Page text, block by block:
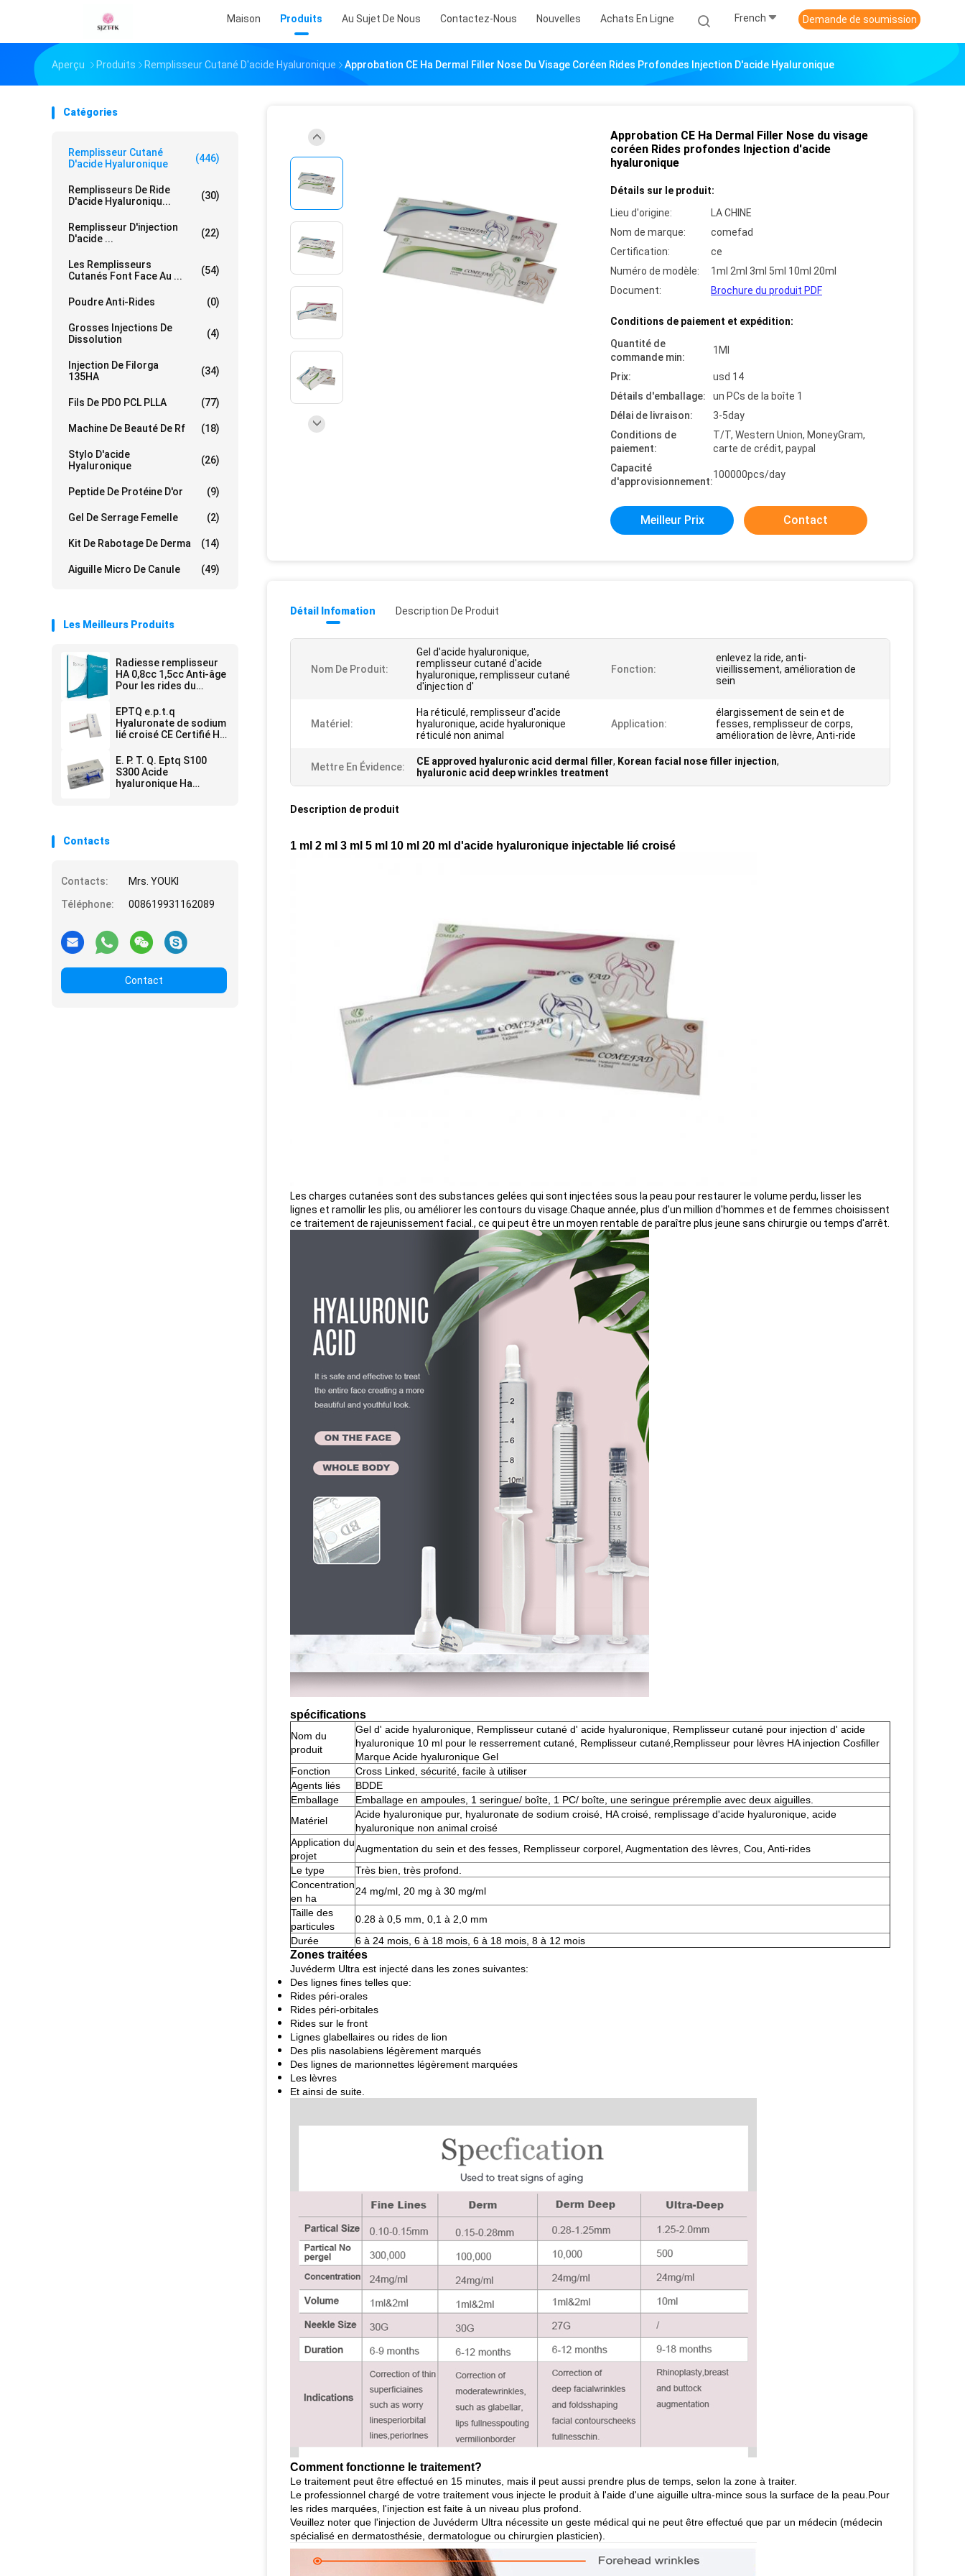
Maison Produits Au Sujet De Nous Contactez-Nous Nouvelles Achats En Ligne French Demande de soumission
Aperçu Produits Remplisseur Cutané D'acide Hyaluronique Approbation CE Ha Dermal Filler Nose Du Visage Coréen Rides Profondes Injection D'acide Hyaluronique
Catégories
Remplisseur Cutané
D'acide Hyaluronique
(446)
Remplisseurs De Ride
D'acide Hyaluroniqu...
(30)
Remplisseur D'injection
D'acide ...
(22)
Les Remplisseurs
Cutanés Font Face Au ...
(54)
Poudre Anti-Rides (0)
Grosses Injections De
Dissolution
(4)
Injection De Filorga
135HA
(34)
Fils De PDO PCL PLLA (77)
Machine De Beauté De Rf (18)
Stylo D'acide
Hyaluronique
(26)
Peptide De Protéine D'or (9)
Gel De Serrage Femelle (2)
Kit De Rabotage De Derma (14)
Aiguille Micro De Canule (49)
Les Meilleurs Produits
Radiesse remplisseur
HA 0,8cc 1,5cc Anti-âge
Pour les rides du
EPTQ e.p.t.q
Hyaluronate de sodium
lié croisé CE Certifié HA
E. P. T. Q. Eptq S100
S300 Acide
hyaluronique Ha
Contacts
Contacts:
Mrs. YOUKI
Téléphone:
008619931162089
Contact
Approbation CE Ha Dermal Filler Nose du visage
coréen Rides profondes Injection d'acide
hyaluronique
Détails sur le produit:
Lieu d'origine:
LA CHINE
Nom de marque:
comefad
Certification:
ce
Numéro de modèle:
1ml 2ml 3ml 5ml 10ml 20ml
Document:
Brochure du produit PDF
Conditions de paiement et expédition:
Quantité de
commande min:
1Ml
Prix:
usd 14
Détails d'emballage:
un PCs de la boîte 1
Délai de livraison:
3-5day
Conditions de
paiement:
T/T, Western Union, MoneyGram,
carte de crédit, paypal
Capacité
d'approvisionnement:
100000pcs/day
Meilleur Prix Contact
Détail Infomation Description De Produit
Nom De Produit:
Gel d'acide hyaluronique,
remplisseur cutané d'acide
hyaluronique, remplisseur cutané
d'injection d'
Fonction:
enlevez la ride, anti-
vieillissement, amélioration de
sein
Matériel:
Ha réticulé, remplisseur d'acide
hyaluronique, acide hyaluronique
réticulé non animal
Application:
élargissement de sein et de
fesses, remplisseur de corps,
amélioration de lèvre, Anti-ride
Mettre En Évidence: CE approved hyaluronic acid dermal filler, Korean facial nose filler injection,
hyaluronic acid deep wrinkles treatment
Description de produit
1 ml 2 ml 3 ml 5 ml 10 ml 20 ml d'acide hyaluronique injectable lié croisé
Les charges cutanées sont des substances gelées qui sont injectées sous la peau pour restaurer le volume perdu, lisser les
lignes et ramollir les plis, ou améliorer les contours du visage.Chaque année, plus d'un million d'hommes et de femmes choisissent
ce traitement de rajeunissement facial., ce qui peut être un moyen rentable de paraître plus jeune sans chirurgie ou temps d'arrêt.
spécifications
Nom du
produit
Gel d' acide hyaluronique, Remplisseur cutané d' acide hyaluronique, Remplisseur cutané pour injection d' acide
hyaluronique 10 ml pour le resserrement cutané, Remplisseur cutané,Remplisseur pour lèvres HA injection Cosfiller
Marque Acide hyaluronique Gel
Fonction
Cross Linked, sécurité, facile à utiliser
Agents liés
BDDE
Emballage
Emballage en ampoules, 1 seringue/ boîte, 1 PC/ boîte, une seringue préremplie avec deux aiguilles.
Matériel
Acide hyaluronique pur, hyaluronate de sodium croisé, HA croisé, remplissage d'acide hyaluronique, acide
hyaluronique non animal croisé
Application du
projet
Augmentation du sein et des fesses, Remplisseur corporel, Augmentation des lèvres, Cou, Anti-rides
Le type
Très bien, très profond.
Concentration
en ha
24 mg/ml, 20 mg à 30 mg/ml
Taille des
particules
0.28 à 0,5 mm, 0,1 à 2,0 mm
Durée
6 à 24 mois, 6 à 18 mois, 6 à 18 mois, 8 à 12 mois
Zones traitées
Juvéderm Ultra est injecté dans les zones suivantes:
Des lignes fines telles que:
Rides péri-orales
Rides péri-orbitales
Rides sur le front
Lignes glabellaires ou rides de lion
Des plis nasolabiens légèrement marqués
Des lignes de marionnettes légèrement marquées
Les lèvres
Et ainsi de suite.
Comment fonctionne le traitement?
Le traitement peut être effectué en 15 minutes, mais il peut aussi prendre plus de temps, selon la zone à traiter.
Le professionnel chargé de votre traitement vous injecte le produit à l'aide d'une aiguille ultra-mince sous la surface de la peau.Pour
les rides marquées, l'injection est faite à un niveau plus profond.
Veuillez noter que l'injection de Juvéderm Ultra nécessite un geste médical qui ne peut être effectué que par un médecin (médecin
spécialisé en dermatosthésie, dermatologue ou chirurgien plasticien).